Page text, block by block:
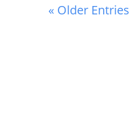
« Older Entries